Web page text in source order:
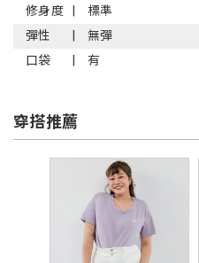
修身度
標準
彈性
無彈
口袋
有
穿搭推薦